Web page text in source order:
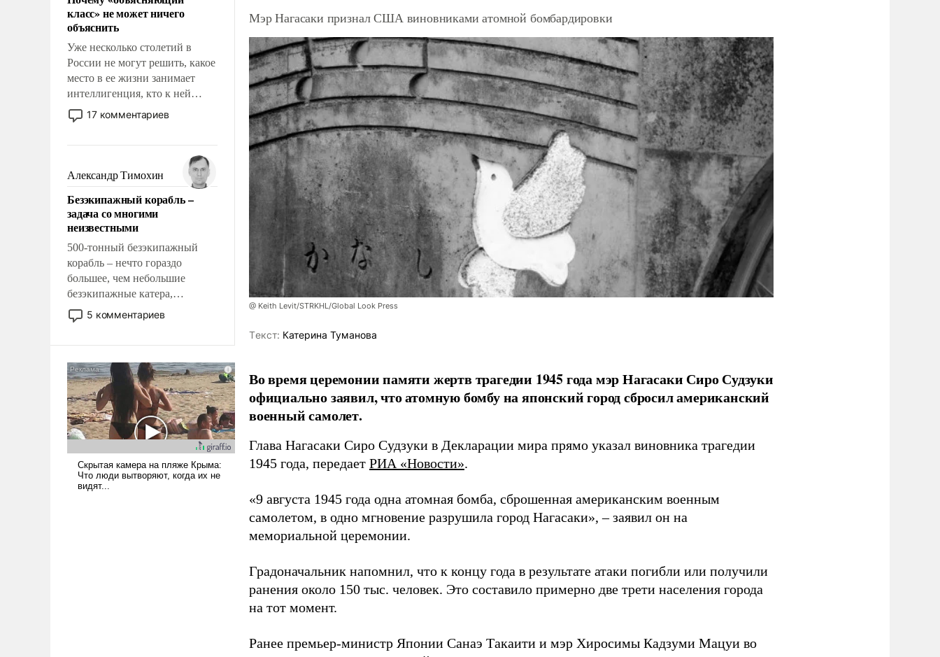
нашего дома.
класс» не может ничего
объяснить
Уже несколько столетий в
России не могут решить, какое
место в ее жизни занимает
интеллигенция, кто к ней
принадлежит, а кого из нее
исключили с правом
чем она отличается от просто
образованных людей. Иногда
казалось, что эти вопросы
решены раз и навсегда, но –
нет, не решены.
17 комментариев
Александр Тимохин
Безэкипажный корабль –
задача со многими
неизвестными
500-тонный безэкипажный
корабль – нечто гораздо
большее, чем небольшие
безэкипажные катера,
применение которых уже
стало обыденностью. Задача по
и ее реализация радикально
поднимет наши боевые
возможности.
5 комментариев
Мэр Нагасаки признал США виновниками атомной бомбардировки
@ Keith Levit/STRKHL/Global Look Press
Tекст: Катерина Туманова
Во время церемонии памяти жертв трагедии 1945 года мэр Нагасаки Сиро Судзуки
официально заявил, что атомную бомбу на японский город сбросил американский
военный самолет.
Глава Нагасаки Сиро Судзуки в Декларации мира прямо указал виновника трагедии
1945 года, передает РИА «Новости».
«9 августа 1945 года одна атомная бомба, сброшенная американским военным
самолетом, в одно мгновение разрушила город Нагасаки», – заявил он на
мемориальной церемонии.
Градоначальник напомнил, что к концу года в результате атаки погибли или получили
ранения около 150 тыс. человек. Это составило примерно две трети населения города
на тот момент.
Ранее премьер-министр Японии Санаэ Такаити и мэр Хиросимы Кадзуми Мацуи во